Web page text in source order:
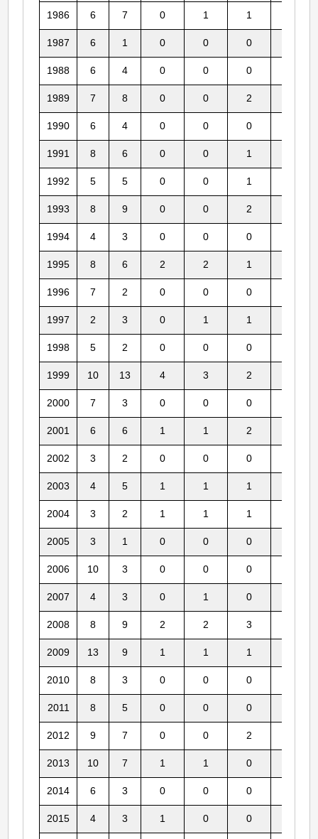
1986 6 7 0 1 1
1987 6 1 0 0 0
1988 6 4 0 0 0
1989 7 8 0 0 2
1990 6 4 0 0 0
1991 8 6 0 0 1
1992 5 5 0 0 1
1993 8 9 0 0 2
1994 4 3 0 0 0
1995 8 6 2 2 1
1996 7 2 0 0 0
1997 2 3 0 1 1
1998 5 2 0 0 0
1999 10 13 4 3 2
2000 7 3 0 0 0
2001 6 6 1 1 2
2002 3 2 0 0 0
2003 4 5 1 1 1
2004 3 2 1 1 1
2005 3 1 0 0 0
2006 10 3 0 0 0
2007 4 3 0 1 0
2008 8 9 2 2 3
2009 13 9 1 1 1
2010 8 3 0 0 0
2011 8 5 0 0 0
2012 9 7 0 0 2
2013 10 7 1 1 0
2014 6 3 0 0 0
2015 4 3 1 0 0